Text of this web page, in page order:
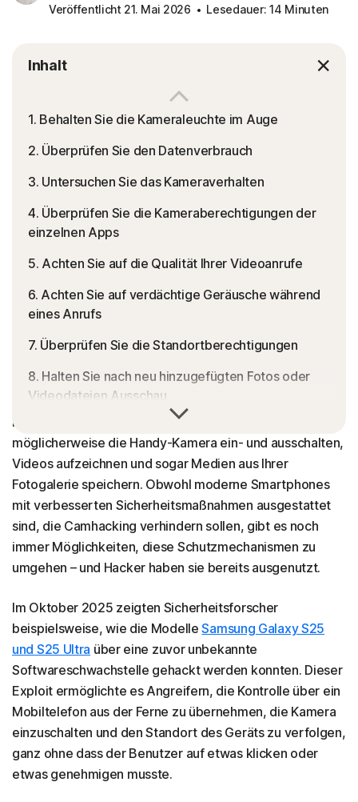
Veröffentlicht 21. Mai 2026
Lesedauer: 14 Minuten
Inhalt
1. Behalten Sie die Kameraleuchte im Auge
2. Überprüfen Sie den Datenverbrauch
3. Untersuchen Sie das Kameraverhalten
4. Überprüfen Sie die Kameraberechtigungen der
einzelnen Apps
5. Achten Sie auf die Qualität Ihrer Videoanrufe
6. Achten Sie auf verdächtige Geräusche während
eines Anrufs
7. Überprüfen Sie die Standortberechtigungen
8. Halten Sie nach neu hinzugefügten Fotos oder
Videodateien Ausschau
10. Prüfen Sie, ob sich Ihr Gerät wärmer anfühlt als
sonst
11. Scannen Sie das Gerät auf Malware
Was Sie tun sollten, wenn die Kamera Ihres
Mobiltelefons gehackt wurde
Hackern
Schützen Sie die Kamera Ihres Mobiltelefons mit
Norton 360 Deluxe besser vor neugierigen Blicken
Häufig gestellte Fragen
Ob Sie es glauben oder nicht: Hacker, die Spyware oder
Remote-Access-Trojaner einsetzen, können
möglicherweise die Handy-Kamera ein- und ausschalten,
Videos aufzeichnen und sogar Medien aus Ihrer
Fotogalerie speichern. Obwohl moderne Smartphones
mit verbesserten Sicherheitsmaßnahmen ausgestattet
sind, die Camhacking verhindern sollen, gibt es noch
immer Möglichkeiten, diese Schutzmechanismen zu
umgehen – und Hacker haben sie bereits ausgenutzt.
Im Oktober 2025 zeigten Sicherheitsforscher
beispielsweise, wie die ModelleSamsung Galaxy S25
und S25 Ultra über eine zuvor unbekannte
Softwareschwachstelle gehackt werden konnten. Dieser
Exploit ermöglichte es Angreifern, die Kontrolle über ein
Mobiltelefon aus der Ferne zu übernehmen, die Kamera
einzuschalten und den Standort des Geräts zu verfolgen,
ganz ohne dass der Benutzer auf etwas klicken oder
etwas genehmigen musste.